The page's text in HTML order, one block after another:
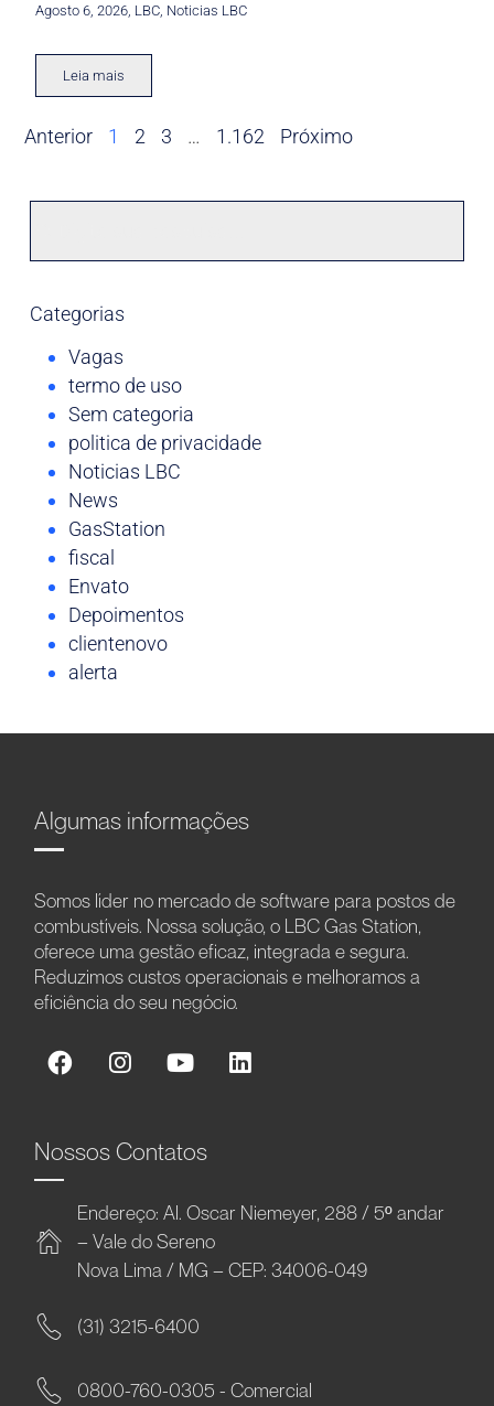
Agosto 6, 2026 LBC Noticias LBC
Leia mais
Anterior 1 2 3 … 1.162 Próximo
Categorias
Vagas
termo de uso
Sem categoria
politica de privacidade
Noticias LBC
News
GasStation
fiscal
Envato
Depoimentos
clientenovo
alerta
Algumas informações
Somos líder no mercado de software para postos de
combustíveis. Nossa solução, o LBC Gas Station,
oferece uma gestão eficaz, integrada e segura.
Reduzimos custos operacionais e melhoramos a
eficiência do seu negócio.
Nossos Contatos
Endereço: Al. Oscar Niemeyer, 288 / 5º andar
– Vale do Sereno
Nova Lima / MG – CEP: 34006-049
(31) 3215-6400
0800-760-0305 - Comercial